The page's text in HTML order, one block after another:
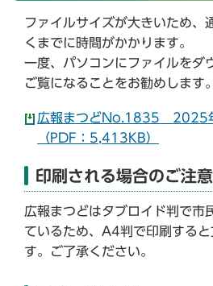
ファイルサイズが大きいため、
くまでに時間がかかります。
一度、パソコンにファイルをダ
ご覧になることをお勧めします。
広報まつどNo.1835 2025
（PDF：5,413KB）
印刷される場合のご注意
広報まつどはタブロイド判で市
ているため、A4判で印刷する
す。ご了承ください。